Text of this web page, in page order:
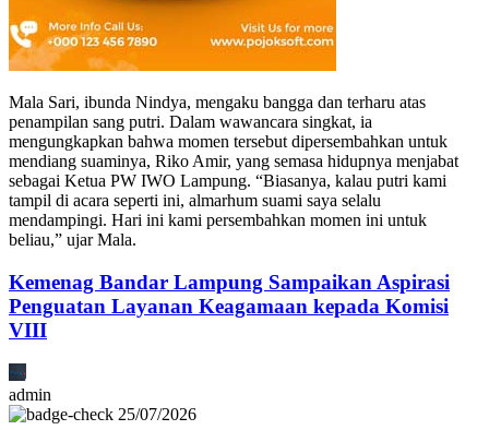
Mala Sari, ibunda Nindya, mengaku bangga dan terharu atas
penampilan sang putri. Dalam wawancara singkat, ia
mengungkapkan bahwa momen tersebut dipersembahkan untuk
mendiang suaminya, Riko Amir, yang semasa hidupnya menjabat
sebagai Ketua PW IWO Lampung. “Biasanya, kalau putri kami
tampil di acara seperti ini, almarhum suami saya selalu
mendampingi. Hari ini kami persembahkan momen ini untuk
beliau,” ujar Mala.
Kemenag Bandar Lampung Sampaikan Aspirasi
Penguatan Layanan Keagamaan kepada Komisi
VIII
admin
25/07/2026